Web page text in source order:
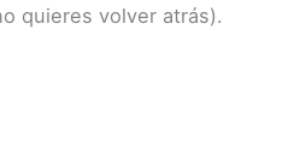
quieres volver atrás).